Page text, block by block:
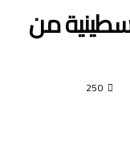
من
250